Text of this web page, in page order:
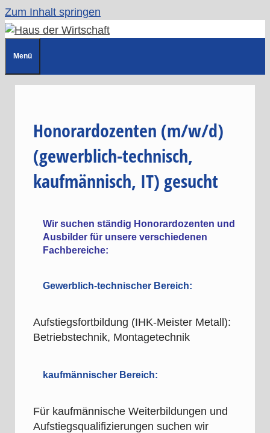
Zum Inhalt springen
Menü
Honorardozenten (m/w/d)
(gewerblich-technisch,
kaufmännisch, IT) gesucht
Wir suchen ständig Honorardozenten und
Ausbilder für unsere verschiedenen
Fachbereiche:
Gewerblich-technischer Bereich:
Aufstiegsfortbildung (IHK-Meister Metall):
Betriebstechnik, Montagetechnik
kaufmännischer Bereich:
Für kaufmännische Weiterbildungen und
Aufstiegsqualifizierungen suchen wir